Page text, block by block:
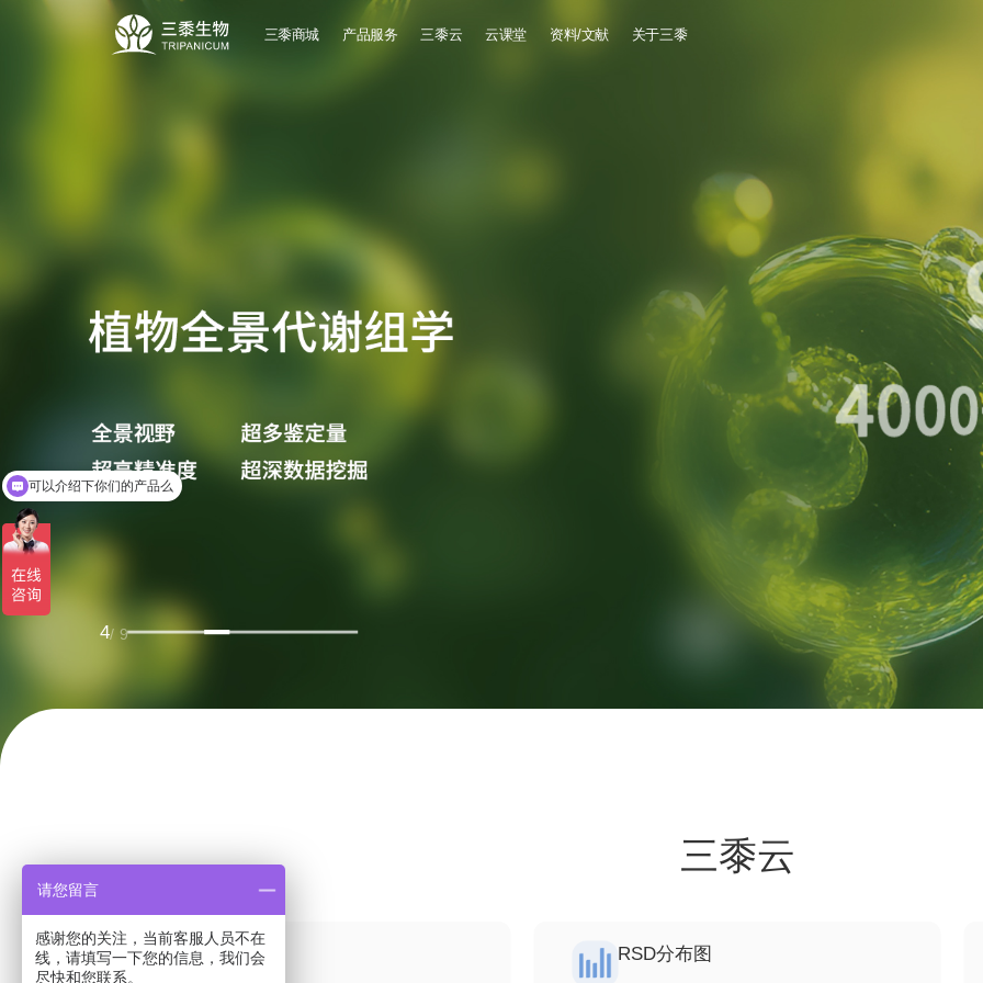
三黍商城 产品服务 三黍云 云课堂 资料/文献 关于三黍
5/ 9
三黍云
主成分分析 RSD分布图
你们是怎么收费的呢
请您留言
感谢您的关注，当前客服人员不在
线，请填写一下您的信息，我们会
尽快和您联系。